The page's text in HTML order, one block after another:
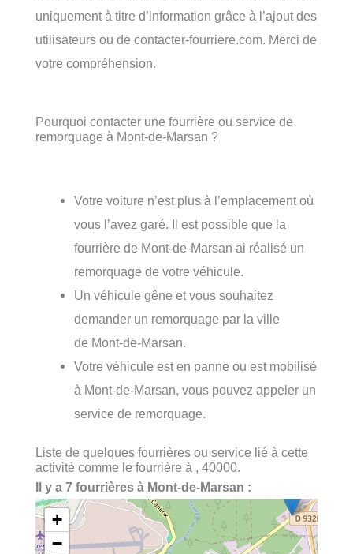
uniquement à titre d’information grâce à l’ajout des
utilisateurs ou de contacter-fourriere.com. Merci de
votre compréhension.
Pourquoi contacter une fourrière ou service de
remorquage à Mont-de-Marsan ?
Votre voiture n’est plus à l’emplacement où
vous l’avez garé. Il est possible que la
fourrière de Mont-de-Marsan ai réalisé un
remorquage de votre véhicule.
Un véhicule gêne et vous souhaitez
demander un remorquage par la ville
de Mont-de-Marsan.
Votre véhicule est en panne ou est mobilisé
à Mont-de-Marsan, vous pouvez appeler un
service de remorquage.
Liste de quelques fourrières ou service lié à cette
activité comme le fourrière à , 40000.
Il y a 7 fourrières à Mont-de-Marsan :
+
−